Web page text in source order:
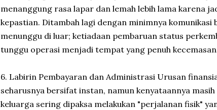
menanggung rasa lapar dan lemah lebih lama karena
kepastian. Ditambah lagi dengan minimnya komunikasi
menunggu di luar; ketiadaan pembaruan status
tunggu operasi menjadi tempat yang penuh
6. Labirin Pembayaran dan Administrasi Urusan
seharusnya bersifat instan, namun kenyataannya
keluarga sering dipaksa melakukan "perjalanan fisik"